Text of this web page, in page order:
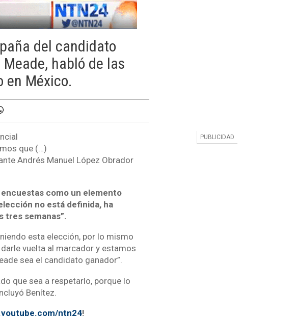
del candidato
habló de las
en México.
que (…)
Andrés Manuel López Obrador
como un elemento
no está definida, ha
tres semanas”.
esta elección, por lo mismo
vuelta al marcador y estamos
sea el candidato ganador”.
que sea a respetarlo, porque lo
Benítez.
ntn24!